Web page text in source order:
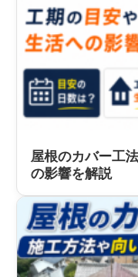
屋根のカバー工
の影響を解説